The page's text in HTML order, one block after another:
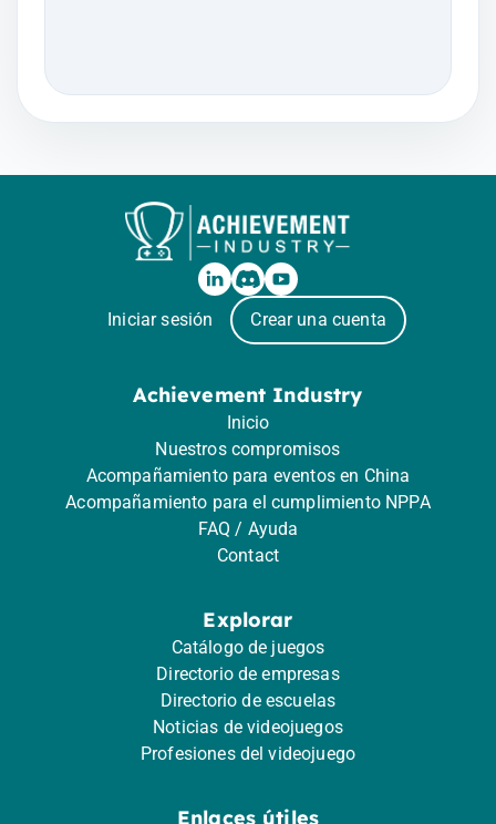
Iniciar sesión Crear una cuenta
Achievement Industry
Inicio
Nuestros compromisos
Acompañamiento para eventos en China
Acompañamiento para el cumplimiento NPPA
FAQ / Ayuda
Contact
Explorar
Catálogo de juegos
Directorio de empresas
Directorio de escuelas
Noticias de videojuegos
Profesiones del videojuego
Enlaces útiles